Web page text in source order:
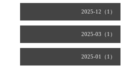
2025-12（1）
2025-03（1）
2025-01（1）